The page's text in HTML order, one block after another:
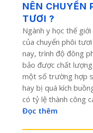
NÊN CHUYỂN
TƯƠI ?
Ngành y học thế
của chuyển phôi
nay, trình độ đông
bảo được chất
một số trường hợp
hay bị quá kích
có tỷ lệ thành công
Đọc thêm